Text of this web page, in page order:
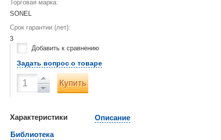
Торговая марка:
SONEL
Срок гарантии (лет):
3
Добавить к сравнению
Задать вопрос о товаре
Купить
Характеристики
Описание
Библиотека